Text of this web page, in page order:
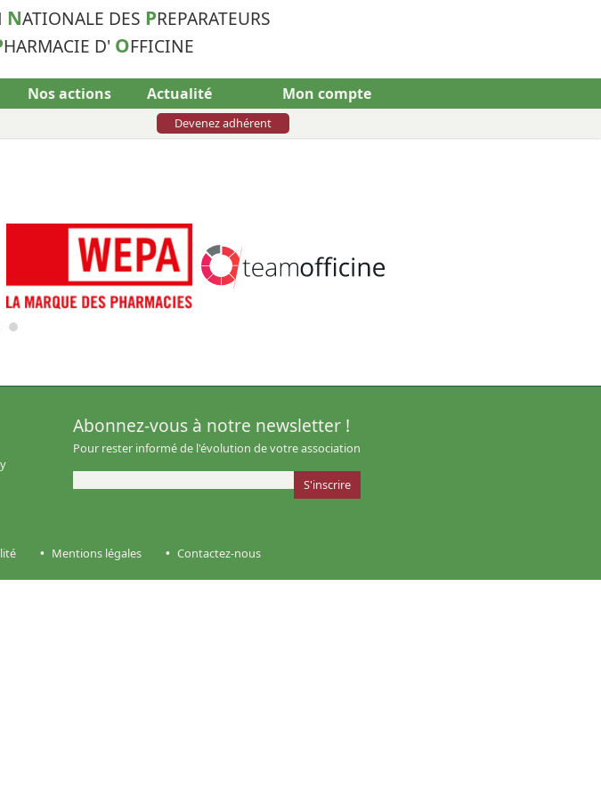
NATIONALE DES PREPARATEURS
HARMACIE D' OFFICINE
Nos actions Actualité Mon compte
Devenez adhérent
Abonnez-vous à notre newsletter !
Pour rester informé de l'évolution de votre association
Mentions légales Contactez-nous